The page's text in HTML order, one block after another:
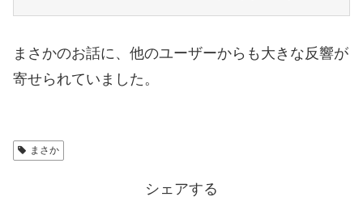
まさかのお話に、他のユーザーからも大きな反響が
寄せられていました。
まさか
シェアする